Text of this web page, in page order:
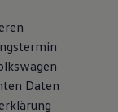
Daten